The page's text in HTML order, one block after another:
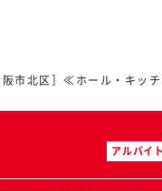
阪市北区］≪ホール・キッ
アルバイト